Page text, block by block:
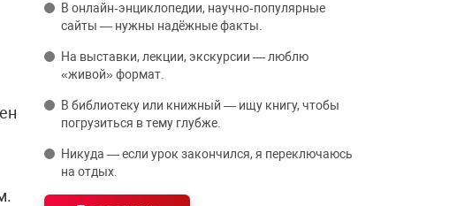
В онлайн‑энциклопедии, научно‑популярные
сайты — нужны надёжные факты.
На выставки, лекции, экскурсии — люблю
«живой» формат.
В библиотеку или книжный — ищу книгу, чтобы
погрузиться в тему глубже.
Никуда — если урок закончился, я переключаюсь
на отдых.